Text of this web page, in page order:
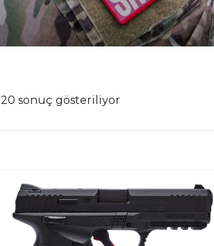
20 sonuç gösteriliyor